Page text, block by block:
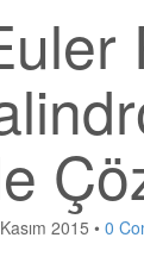
2015 • 0